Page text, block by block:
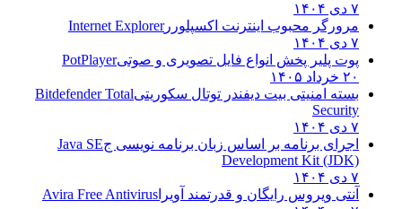
مرورگر محبوب اینترنت اکسپلوررInternet Explorer
پوت پلیر پخش انواع فایل تصویری و صوتیPotPlayer
بسته امنیتی بیت دیفندر توتال سکوریتیBitdefender Total
Security
اجرای برنامه بر اساس زبان برنامه نویسی جJava SE
Development Kit (JDK)
آنتی ویروس رایگان و قدرتمند آویراAvira Free Antivirus